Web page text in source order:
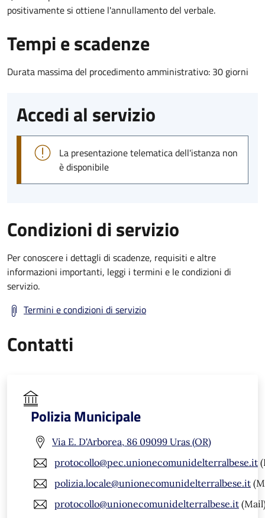
positivamente si ottiene l'annullamento del verbale.
Tempi e scadenze
Durata massima del procedimento amministrativo: 30 giorni
Accedi al servizio
La presentazione telematica dell'istanza non
è disponibile
Condizioni di servizio
Per conoscere i dettagli di scadenze, requisiti e altre
informazioni importanti, leggi i termini e le condizioni di
servizio.
Termini e condizioni di servizio
Contatti
Polizia Municipale
Via E. D'Arborea, 86 09099 Uras (OR)
protocollo@pec.unionecomunidelterralbese.it
polizia.locale@unionecomunidelterralbese.it
protocollo@unionecomunidelterralbese.it